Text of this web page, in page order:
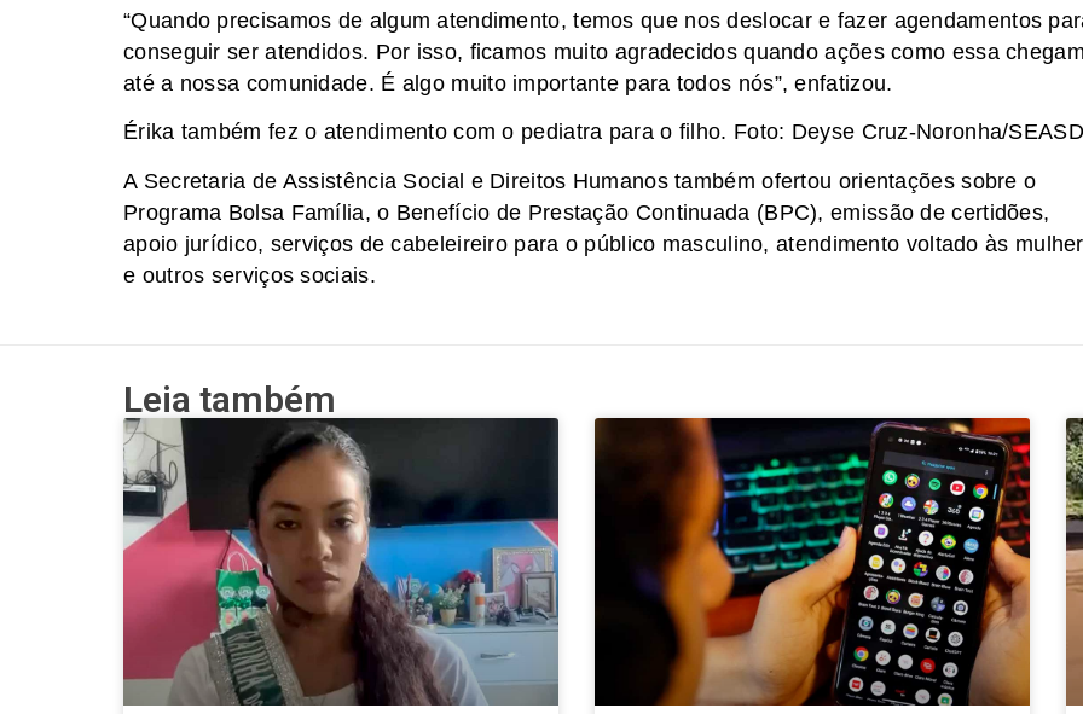
“Quando precisamos de algum atendimento, temos que nos deslocar e fazer agendamentos
conseguir ser atendidos. Por isso, ficamos muito agradecidos quando ações como essa
até a nossa comunidade. É algo muito importante para todos nós”, enfatizou.
Érika também fez o atendimento com o pediatra para o filho. Foto: Deyse Cruz-Noronha/
A Secretaria de Assistência Social e Direitos Humanos também ofertou orientações sobre o
Programa Bolsa Família, o Benefício de Prestação Continuada (BPC), emissão de certidões,
apoio jurídico, serviços de cabeleireiro para o público masculino, atendimento voltado às
e outros serviços sociais.
Leia também